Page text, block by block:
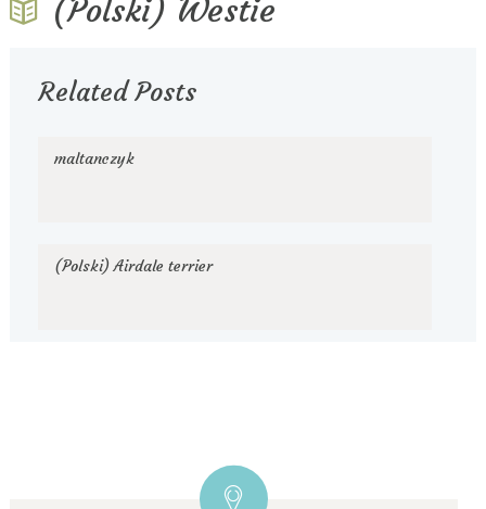
(Polski) Westie
Related Posts
maltanczyk
(Polski) Airdale terrier